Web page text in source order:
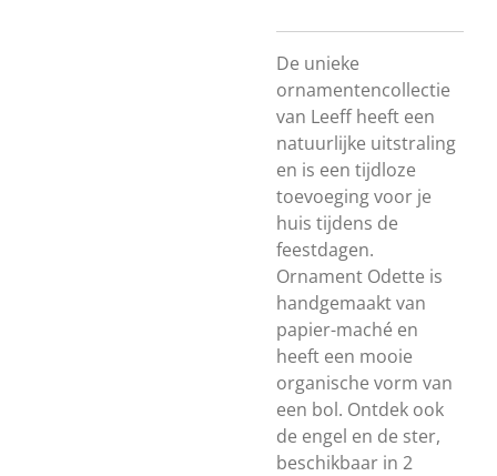
De unieke
ornamentencollectie
van Leeff heeft een
natuurlijke uitstraling
en is een tijdloze
toevoeging voor je
huis tijdens de
feestdagen.
Ornament Odette is
handgemaakt van
papier-maché en
heeft een mooie
organische vorm van
een bol. Ontdek ook
de engel en de ster,
beschikbaar in 2